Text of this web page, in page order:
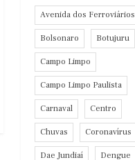
Avenida dos Ferroviários
Bolsonaro Botujuru
Campo Limpo
Campo Limpo Paulista
Carnaval Centro
Chuvas Coronavírus
Dae Jundiaí Dengue